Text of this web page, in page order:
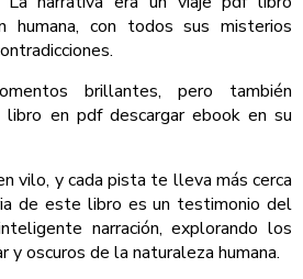
humana, con todos sus misterios
brillantes, pero también
en pdf descargar ebook en su
vilo, y cada pista te lleva más cerca
de este libro es un testimonio del
narración, explorando los
y oscuros de la naturaleza humana.